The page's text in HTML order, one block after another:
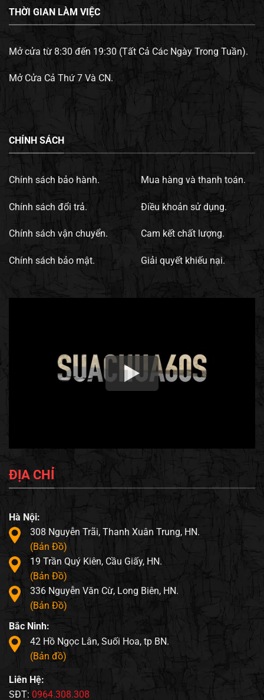
THỜI GIAN LÀM VIỆC
Mở cửa từ 8:30 đến 19:30 (Tất Cả Các Ngày Trong Tuần).
Mở Cửa Cả Thứ 7 Và CN.
CHÍNH SÁCH
Chính sách bảo hành.
Chính sách đổi trả.
Chính sách vận chuyển.
Chính sách bảo mật.
Mua hàng và thanh toán.
Điều khoản sử dụng.
Cam kết chất lượng.
Giải quyết khiếu nại.
ĐỊA CHỈ
Hà Nội:
308 Nguyễn Trãi, Thanh Xuân Trung, HN.
(Bản Đồ)
19 Trần Quý Kiên, Cầu Giấy, HN.
(Bản Đồ)
336 Nguyễn Văn Cừ, Long Biên, HN.
(Bản Đồ)
Bắc Ninh:
42 Hồ Ngọc Lân, Suối Hoa, tp BN.
(Bản đồ)
Liên Hệ:
SĐT: 0964.308.308